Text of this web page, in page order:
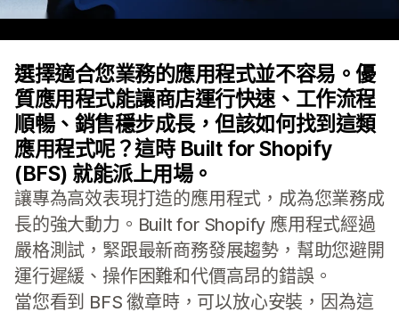
選擇適合您業務的應用程式並不容易。優
質應用程式能讓商店運行快速、工作流程
順暢、銷售穩步成長，但該如何找到這類
應用程式呢？這時 Built for Shopify
(BFS) 就能派上用場。
讓專為高效表現打造的應用程式，成為您業務成
長的強大動力。Built for Shopify 應用程式經過
嚴格測試，緊跟最新商務發展趨勢，幫助您避開
運行遲緩、操作困難和代價高昂的錯誤。
當您看到 BFS 徽章時，可以放心安裝，因為這